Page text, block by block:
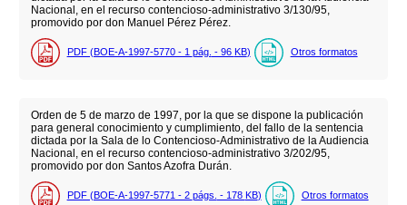
Nacional, en el recurso contencioso-administrativo 3/130/95,
promovido por don Manuel Pérez Pérez.
PDF (BOE-A-1997-5770 - 1 pág. - 96 KB) Otros formatos
Orden de 5 de marzo de 1997, por la que se dispone la publicación
para general conocimiento y cumplimiento, del fallo de la sentencia
dictada por la Sala de lo Contencioso-Administrativo de la Audiencia
Nacional, en el recurso contencioso-administrativo 3/202/95,
promovido por don Santos Azofra Durán.
PDF (BOE-A-1997-5771 - 2 págs. - 178 KB) Otros formatos